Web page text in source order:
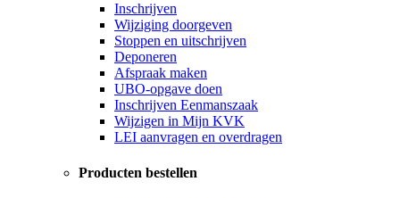
Inschrijven
Wijziging doorgeven
Stoppen en uitschrijven
Deponeren
Afspraak maken
UBO-opgave doen
Inschrijven Eenmanszaak
Wijzigen in Mijn KVK
LEI aanvragen en overdragen
Producten bestellen